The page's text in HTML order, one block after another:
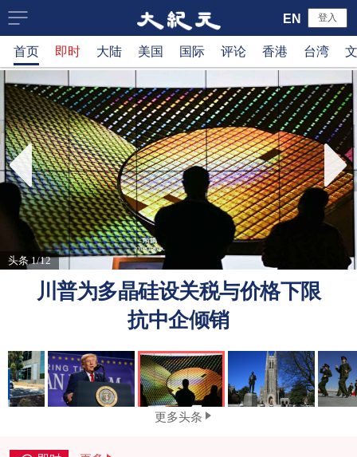
大
纪
元
新
闻
网
登入
EN
首页 即时 大陆 美国 国际 评论 香港 台湾
头条 1/12
川普为多晶硅设关税与价格下限
抗中企倾销
更多头条